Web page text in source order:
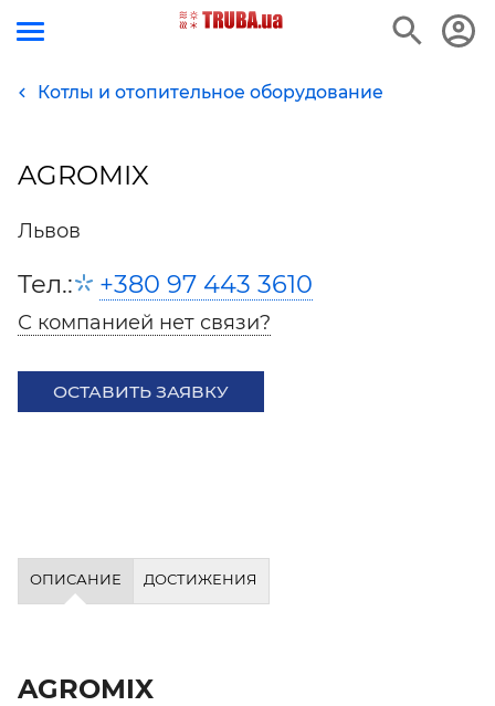
Котлы и отопительное оборудование
AGROMIX
Львов
Тел.: +380 97 443 3610
С компанией нет связи?
ОСТАВИТЬ ЗАЯВКУ
ОПИСАНИЕ ДОСТИЖЕНИЯ
AGROMIX